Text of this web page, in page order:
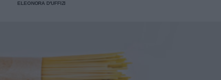
consigli su come si cucina, con le ricette più sfiziose per
minerali. Con questa pellicola, il cereale è molto nutriente,
ma deve anche subire una cottura particolarmente lunga.
ELEONORA D'UFFIZI